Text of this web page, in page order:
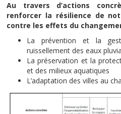
Au travers d’actions
renforcer la résilience de
contre les effets du
La prévention et la
ruissellement des eaux
La préservation et la
et des milieux aquatiques
L’adaptation des villes au